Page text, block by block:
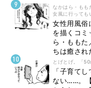
なかはら・も
女風に行っても
女性用風俗
を描くコミ
ら・ももた
ちは癒され
とげとげ。「50
「子育て
ない……。